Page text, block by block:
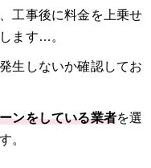
工事後に料金を上乗せ
します…。
生しないか確認してお
ンをしている業者を選
。